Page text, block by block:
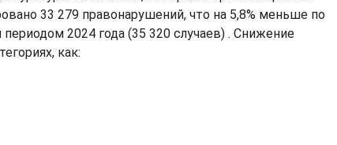
33 279 правонарушений, что на 5,8% меньше по
2024 года (35 320 случаев) . Снижение
как: